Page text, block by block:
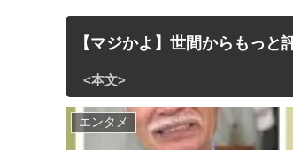
【マジかよ】世間からもっ
エンタメ